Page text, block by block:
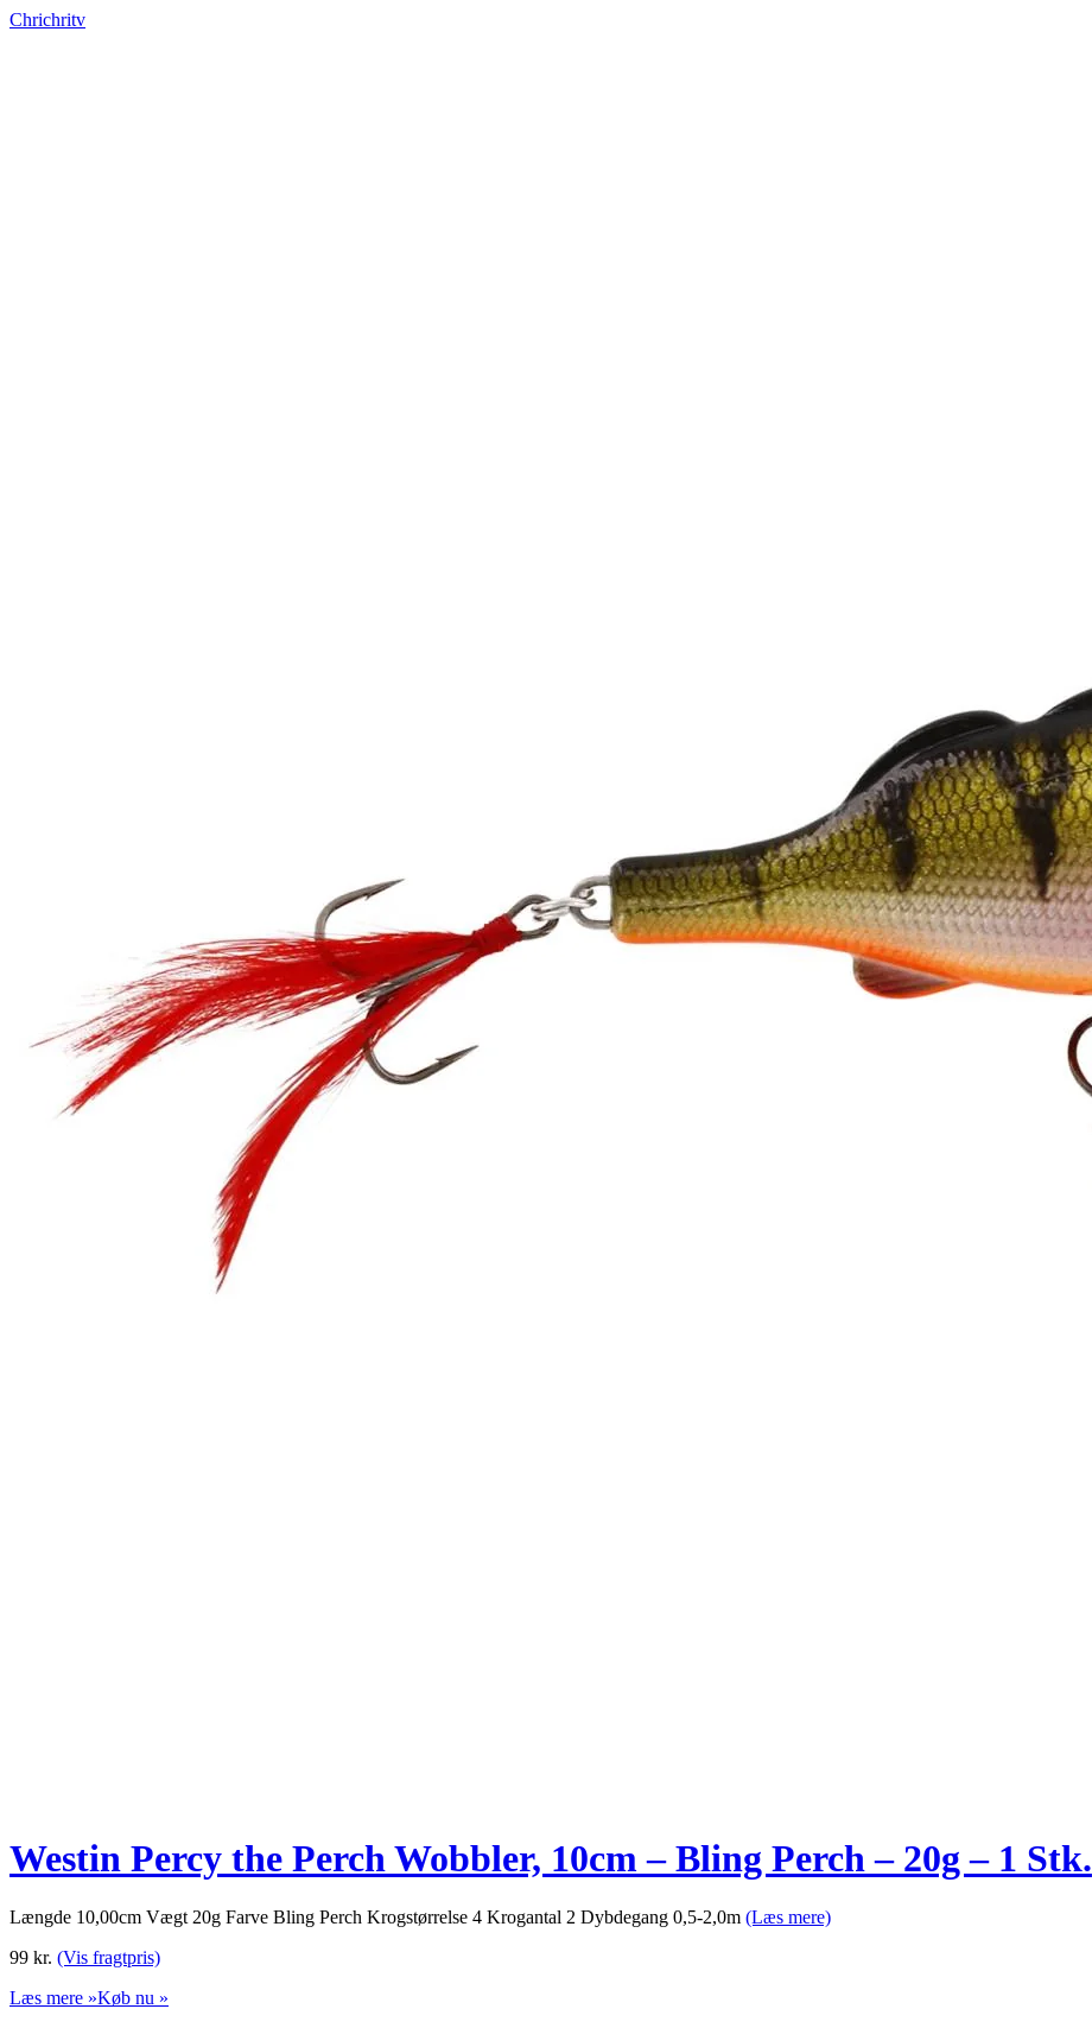
Chrichritv
Westin Percy the Perch Wobbler, 10cm – Bling Perch – 20g – 1 Stk.
Længde 10,00cm Vægt 20g Farve Bling Perch Krogstørrelse 4 Krogantal 2 Dybdegang 0,5-2,0m (Læs mere)
99 kr. (Vis fragtpris)
Læs mere »Køb nu »